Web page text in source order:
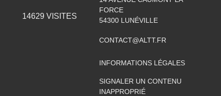
14629 VISITES
FORCE
54300 LUNÉVILLE
CONTACT@ALTT.FR
INFORMATIONS LÉGALES
SIGNALER UN CONTENU
INAPPROPRIÉ